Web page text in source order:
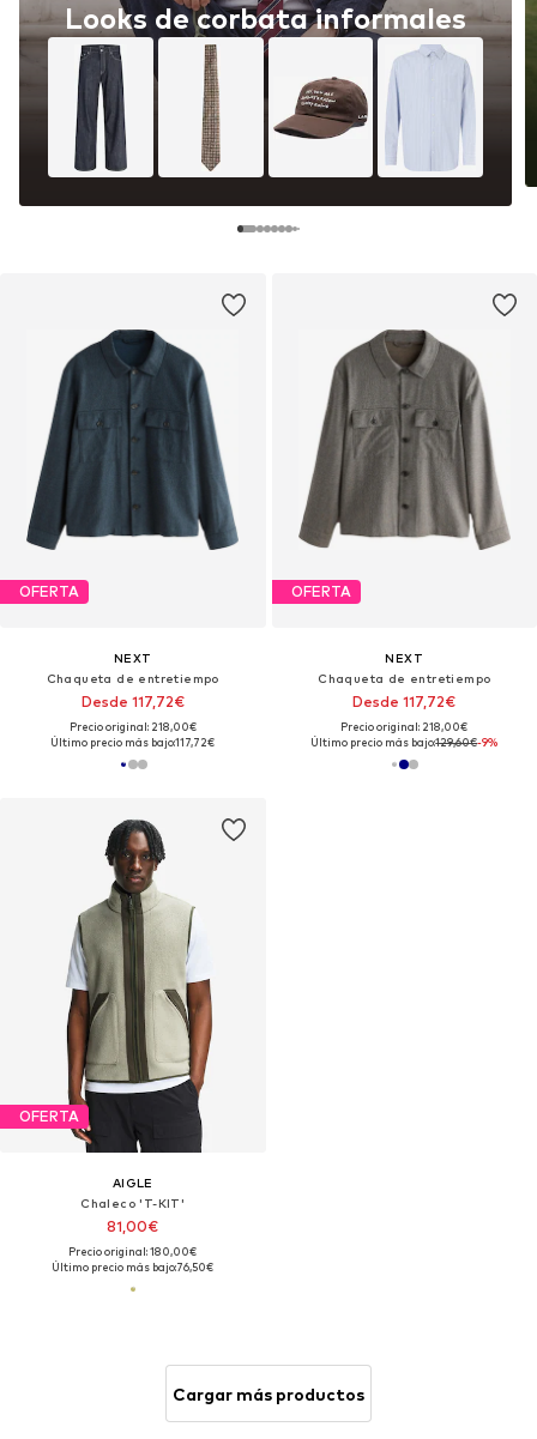
Looks de corbata informales
OFERTA
NEXT
Chaqueta de entretiempo
Desde 117,72€
Precio original: 218,00€
Último precio más bajo:117,72€
OFERTA
NEXT
Chaqueta de entretiempo
Desde 117,72€
Precio original: 218,00€
Último precio más bajo:129,60€-9%
OFERTA
AIGLE
Chaleco 'T-KIT'
81,00€
Precio original: 180,00€
Último precio más bajo:76,50€
Cargar más productos